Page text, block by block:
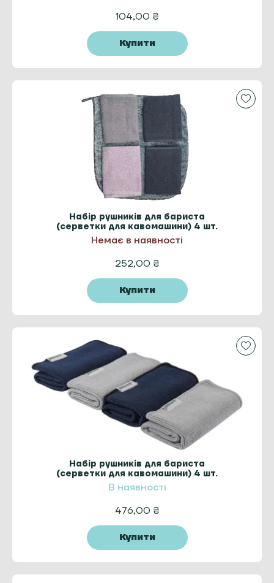
104,00 ₴
Купити
Набір рушників для бариста
(серветки для кавомашини) 4 шт.
Немає в наявності
252,00 ₴
Купити
Набір рушників для бариста
(серветки для кавомашини) 4 шт.
В наявності
476,00 ₴
Купити